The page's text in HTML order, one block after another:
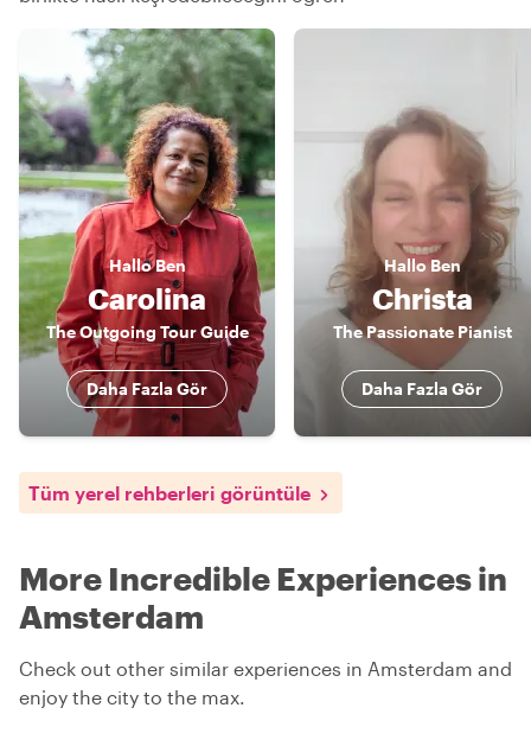
HalloBen
Carolina
The Outgoing Tour Guide
Daha Fazla Gör
HalloBen
Christa
The Passionate Pianist
Daha Fazla Gör
Tüm yerel rehberleri görüntüle
More Incredible Experiences in
Amsterdam
Check out other similar experiences in Amsterdam and
enjoy the city to the max.